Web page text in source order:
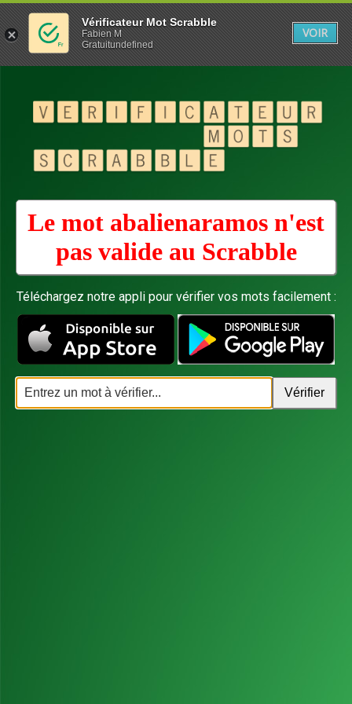
Le mot abalienaramos n'est
pas valide au Scrabble
Téléchargez notre appli pour vérifier vos mots facilement :
Vérificateur Mot Scrabble
Fabien M
Gratuitundefined
VOIR